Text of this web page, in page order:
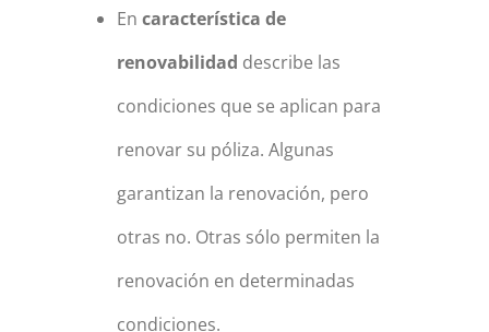
En característica de
renovabilidad describe las
condiciones que se aplican para
renovar su póliza. Algunas
garantizan la renovación, pero
otras no. Otras sólo permiten la
renovación en determinadas
condiciones.